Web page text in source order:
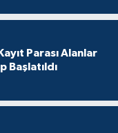
Parası Alanlar
Başlatıldı